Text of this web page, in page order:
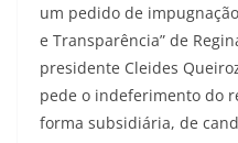
um pedido de
e Transparência” de
presidente Cleides
pede o indeferimento do
forma subsidiária, de